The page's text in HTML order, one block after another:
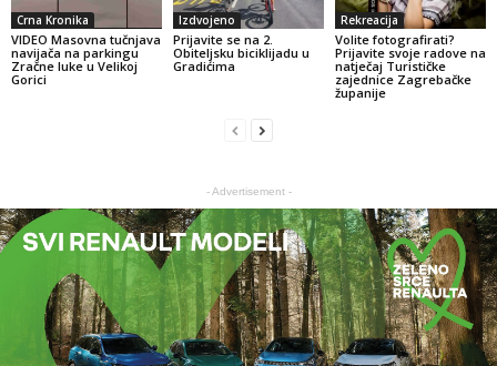
Crna Kronika
VIDEO Masovna tučnjava
navijača na parkingu
Zračne luke u Velikoj
Gorici
Izdvojeno
Prijavite se na 2.
Obiteljsku biciklijadu u
Gradićima
Rekreacija
Volite fotografirati?
Prijavite svoje radove na
natječaj Turističke
zajednice Zagrebačke
županije
- Advertisement -